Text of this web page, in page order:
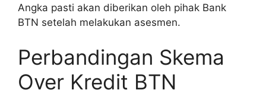
Angka pasti akan diberikan oleh pihak Bank
BTN setelah melakukan asesmen.
Perbandingan Skema
Over Kredit BTN